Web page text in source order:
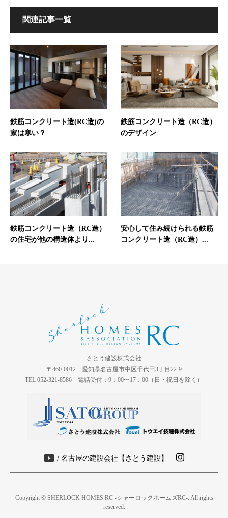
関連記事一覧
鉄筋コンクリート造(RC造)の
家は寒い？
鉄筋コンクリート造（RC造）
のデザイン
鉄筋コンクリート造（RC造）
の住宅が他の構造体より...
安心して住み続けられる鉄筋
コンクリート造（RC造）...
さとう建設株式会社
〒460-0012 愛知県名古屋市中区千代田3丁目22-9
TEL 052-321-8586 電話受付：9：00〜17：00（日・祝日を除く）
/ 名古屋の建設会社【さとう建設】
Copyright © SHERLOCK HOMES RC -シャーロックホームズRC-. All rights
reserved.